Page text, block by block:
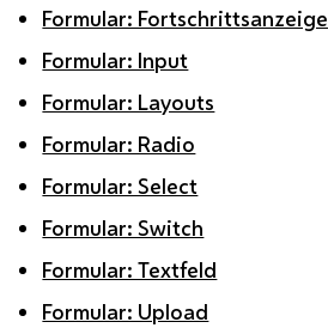
Formular: Fortschrittsanzeige
Formular: Input
Formular: Layouts
Formular: Radio
Formular: Select
Formular: Switch
Formular: Textfeld
Formular: Upload